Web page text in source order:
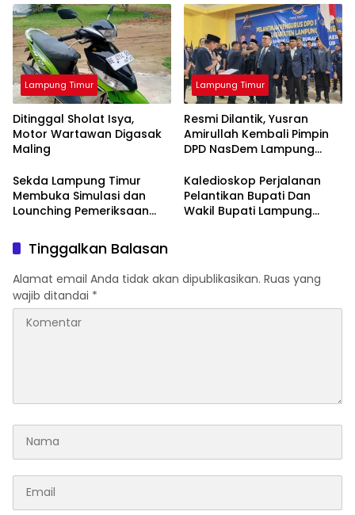
Lampung Timur
Ditinggal Sholat Isya,
Motor Wartawan Digasak
Maling
Lampung Timur
Resmi Dilantik, Yusran
Amirullah Kembali Pimpin
DPD NasDem Lampung
Sekda Lampung Timur
Membuka Simulasi dan
Lounching Pemeriksaan
Kaledioskop Perjalanan
Pelantikan Bupati Dan
Wakil Bupati Lampung
Tinggalkan Balasan
Alamat email Anda tidak akan dipublikasikan. Ruas yang
wajib ditandai *